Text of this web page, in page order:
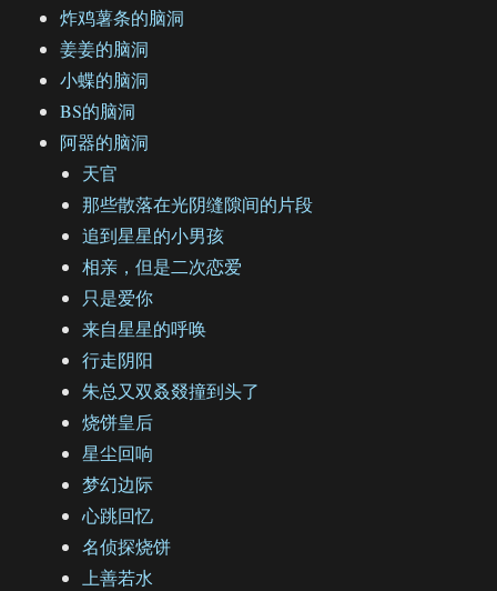
炸鸡薯条的脑洞
姜姜的脑洞
小蝶的脑洞
BS的脑洞
阿器的脑洞
天官
那些散落在光阴缝隙间的片段
追到星星的小男孩
相亲，但是二次恋爱
只是爱你
来自星星的呼唤
行走阴阳
朱总又双叒叕撞到头了
烧饼皇后
星尘回响
梦幻边际
心跳回忆
名侦探烧饼
上善若水